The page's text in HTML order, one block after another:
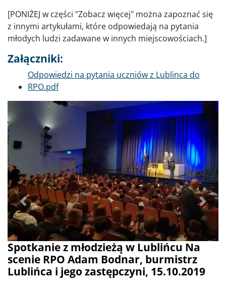
[PONIŻEJ w części "Zobacz więcej" można zapoznać się
z innymi artykułami, które odpowiedają na pytania
młodych ludzi zadawane w innych miejscowościach.]
Załączniki:
Dokument
Odpowiedzi na pytania uczniów z Lublinca do
RPO.pdf
Spotkanie z młodzieżą w Lublińcu Na
scenie RPO Adam Bodnar, burmistrz
Lublińca i jego zastępczyni, 15.10.2019
Poprzednie Dalej